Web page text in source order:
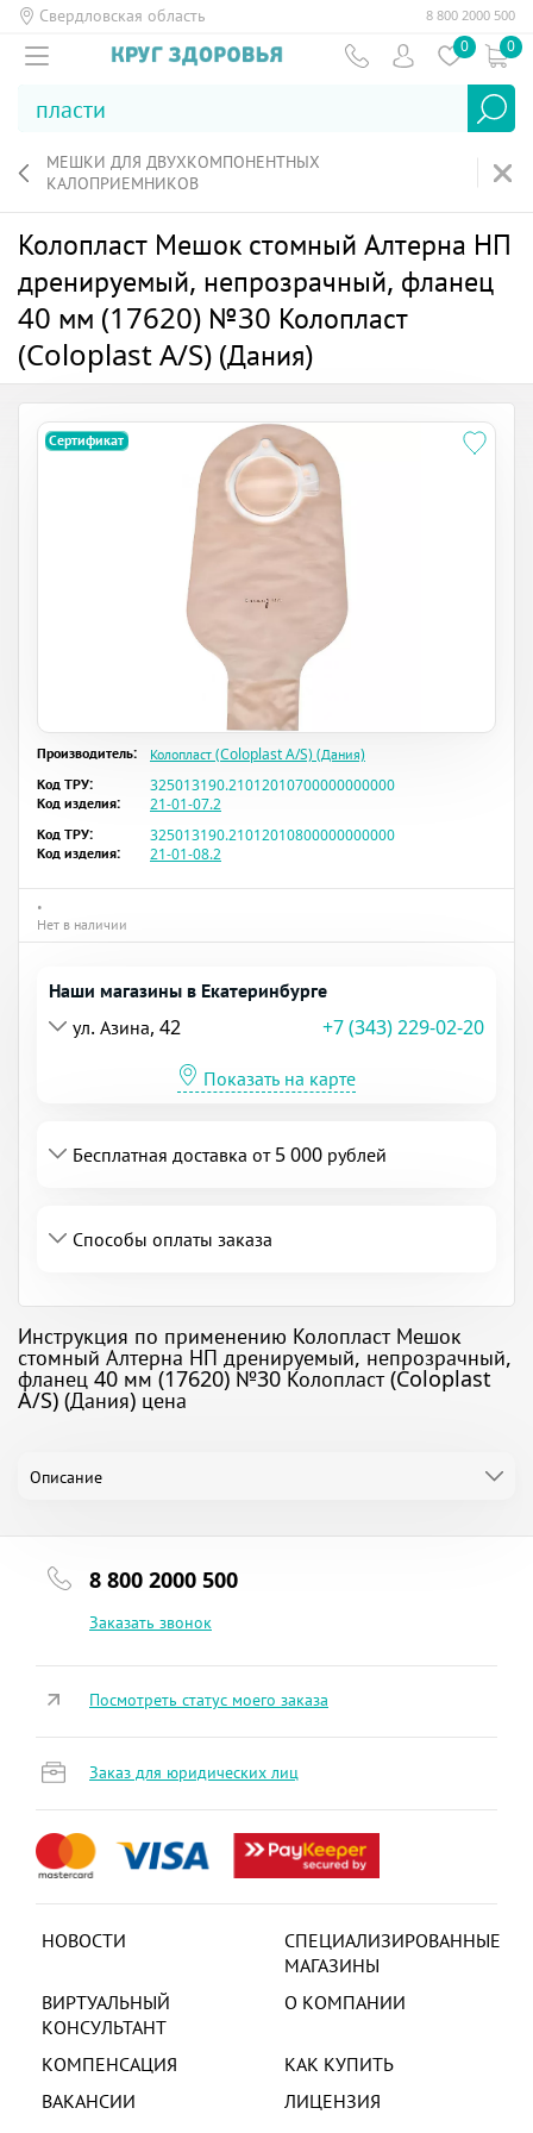
Свердловская область 8 800 2000 500
0 0
МЕШКИ ДЛЯ ДВУХКОМПОНЕНТНЫХ
КАЛОПРИЕМНИКОВ
Колопласт Мешок стомный Алтерна НП
дренируемый, непрозрачный, фланец
40 мм (17620) №30 Колопласт
(Coloplast A/S) (Дания)
Сертификат
Производитель:
Колопласт (Coloplast A/S) (Дания)
Код ТРУ:
325013190.21012010700000000000
Код изделия:
21-01-07.2
Код ТРУ:
325013190.21012010800000000000
Код изделия:
21-01-08.2
•
Нет в наличии
Наши магазины в Екатеринбурге
ул. Азина, 42
+7 (343) 229-02-20
Показать на карте
Бесплатная доставка от 5 000 рублей
Способы оплаты заказа
Инструкция по применению Колопласт Мешок
стомный Алтерна НП дренируемый, непрозрачный,
фланец 40 мм (17620) №30 Колопласт (Coloplast
A/S) (Дания) цена
Описание
8 800 2000 500
Заказать звонок
НОВОСТИ
СПЕЦИАЛИЗИРОВАННЫЕ
МАГАЗИНЫ
ВИРТУАЛЬНЫЙ
КОНСУЛЬТАНТ
О КОМПАНИИ
КОМПЕНСАЦИЯ
КАК КУПИТЬ
ВАКАНСИИ
ЛИЦЕНЗИЯ
Посмотреть статус моего заказа
Заказ для юридических лиц